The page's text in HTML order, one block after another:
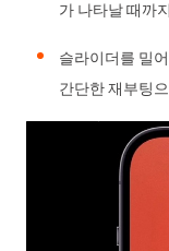
가 나타날 때까
슬라이더를 밀
간단한 재부팅